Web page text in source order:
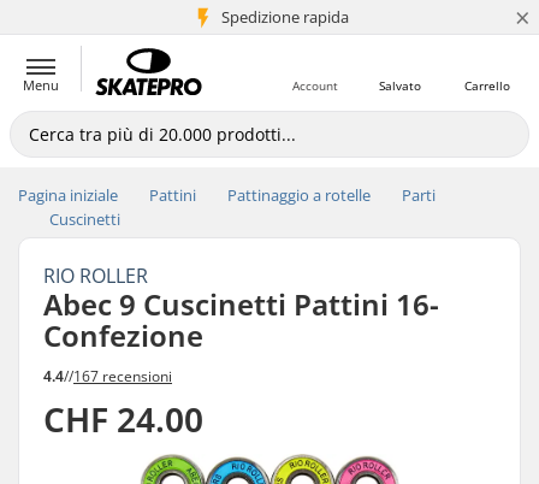
Spedizione rapida
+5 mln di clienti ×
Menu Carrello
Salvato
Account
Pagina iniziale Pattini Pattinaggio a rotelle
Parti
Cuscinetti
RIO ROLLER
Abec 9 Cuscinetti Pattini 16-
Confezione
4.4//167 recensioni
CHF 24.00